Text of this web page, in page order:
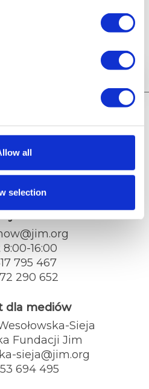
all
selection
dnia
2026-07-17
o
105
Łódź
jim.org
16:00
795 467
290 652
dla mediów
Sieja
Fundacji Jim
sieja@jim.org
694 495